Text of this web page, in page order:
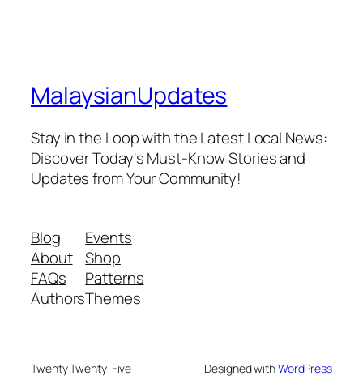
MalaysianUpdates
Stay in the Loop with the Latest Local News:
Discover Today's Must-Know Stories and
Updates from Your Community!
Blog
About
FAQs
Authors
Events
Shop
Patterns
Themes
Twenty Twenty-Five Designed withWordPress